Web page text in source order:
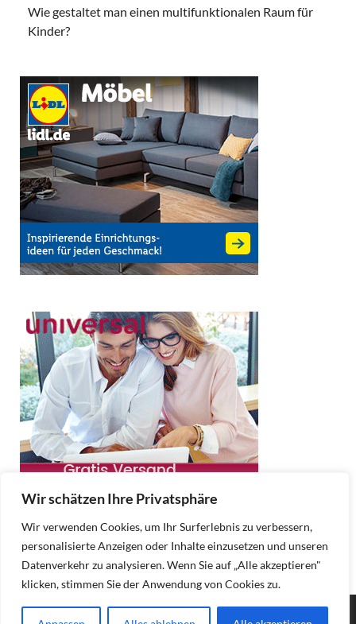
Wir schätzen Ihre Privatsphäre
Wir verwenden Cookies, um Ihr Surferlebnis zu verbessern,
personalisierte Anzeigen oder Inhalte einzusetzen und unseren
Datenverkehr zu analysieren. Wenn Sie auf „Alle akzeptieren"
klicken, stimmen Sie der Anwendung von Cookies zu.
Wie gestaltet man einen multifunktionalen Raum für
Kinder?